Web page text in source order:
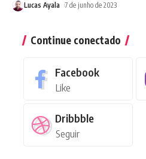
Lucas Ayala 7 de junho de 2023
Continue conectado
Facebook
Like
Dribbble
Seguir